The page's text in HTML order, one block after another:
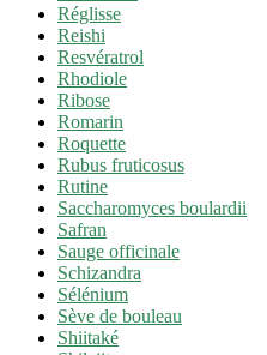
Réglisse
Reishi
Resvératrol
Rhodiole
Ribose
Romarin
Roquette
Rubus fruticosus
Rutine
Saccharomyces boulardii
Safran
Sauge officinale
Schizandra
Sélénium
Sève de bouleau
Shiitaké